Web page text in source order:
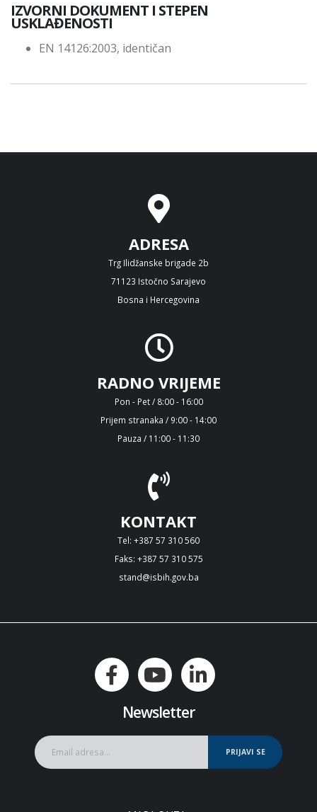
IZVORNI DOKUMENT I STEPEN
USKLAĐENOSTI
EN 14126:2003, identičan
ADRESA
Trg Ilidžanske brigade 2b
71123 Istočno Sarajevo
Bosna i Hercegovina
RADNO VRIJEME
Pon - Pet / 8:00 - 16:00
Prijem stranaka / 9:00 - 14:00
Pauza / 11:00 - 11:30
KONTAKT
Tel: +387 57 310 560
Faks: +387 57 310 575
stand@isbih.gov.ba
Newsletter
PRIJAVI SE